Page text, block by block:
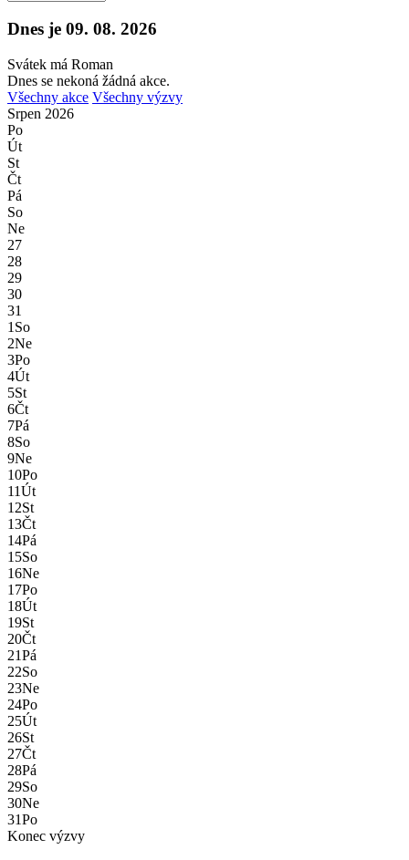
Dnes je 09. 08. 2026
Svátek má Roman
Dnes se nekoná žádná akce.
Všechny akce Všechny výzvy
Srpen 2026
Po
Út
St
Čt
Pá
So
Ne
27
28
29
30
31
1 So
2Ne
3Po
4Út
5St
6Čt
7Pá
8So
9Ne
10Po
11Út
12St
13Čt
14Pá
15So
16Ne
17Po
18Út
19St
20Čt
21Pá
22So
23Ne
24Po
25Út
26St
27Čt
28Pá
29So
30Ne
31Po
Konec výzvy